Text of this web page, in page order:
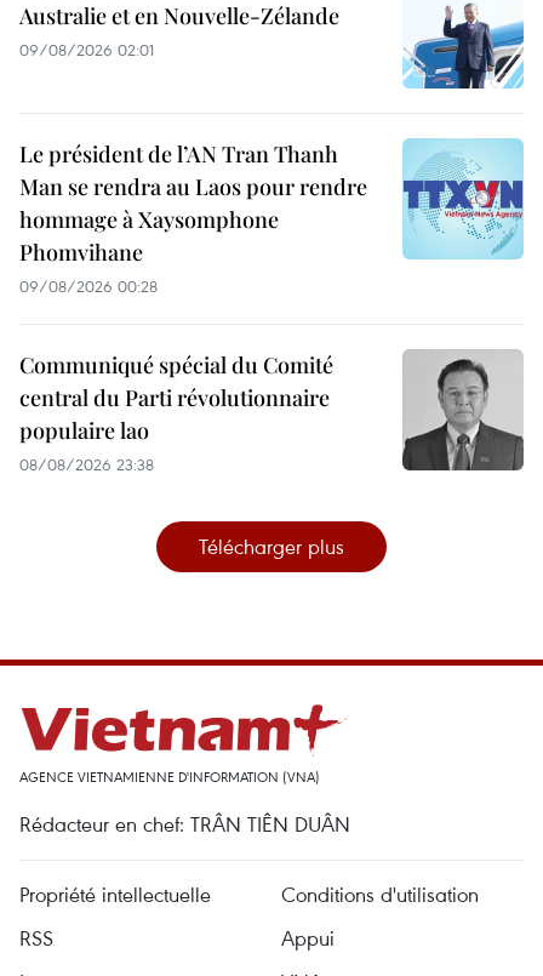
Australie et en Nouvelle-Zélande
09/08/2026 02:01
Le président de l’AN Tran Thanh
Man se rendra au Laos pour rendre
hommage à Xaysomphone
Phomvihane
09/08/2026 00:28
Communiqué spécial du Comité
central du Parti révolutionnaire
populaire lao
08/08/2026 23:38
Télécharger plus
AGENCE VIETNAMIENNE D'INFORMATION (VNA)
Rédacteur en chef: TRÂN TIÊN DUÂN
Propriété intellectuelle
Conditions d'utilisation
RSS
Appui